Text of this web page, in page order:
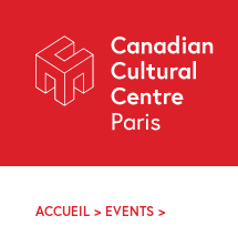
Navigation
About
Programming
Off-Site
Explore
Archives
ACCUEIL > EVENTS >